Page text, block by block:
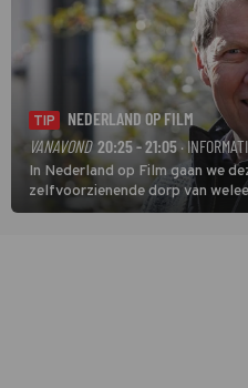
TIP
NEDERLAND OP FILM
VANAVOND 20:25 - 21:05·
In Nederland op Film gaan we
zelfvoorzienende dorp van
Daniëls de kijkers meeneemt op